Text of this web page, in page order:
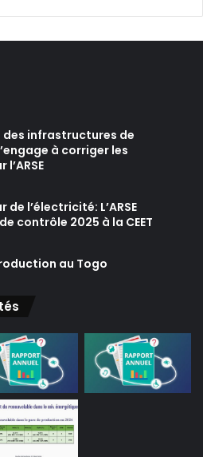
infrastructures de
à corriger les
l’électricité: L’ARSE
contrôle 2025 à la CEET
au Togo